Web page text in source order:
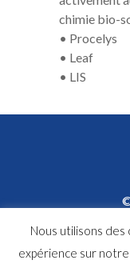
chimie bio-
• Procelys
• Leaf
• LIS
Algérie
Nous utilisons des
expérience sur